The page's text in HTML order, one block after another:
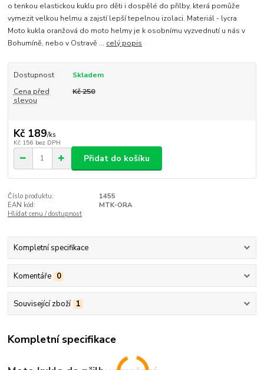
o tenkou elastickou kuklu pro děti i dospělé do přilby, která pomůže
vymezit velkou helmu a zajstí lepší tepelnou izolaci. Materiál - lycra
Moto kukla oranžová do moto helmy je k osobnímu vyzvednutí u nás v
Bohumíně, nebo v Ostravě ... celý popis
Dostupnost
Skladem
Cena před
slevou
Kč 250
Kč 189/ks
Kč 156 bez DPH
Přidat do košíku
Číslo produktu:
1455
EAN kód:
MTK-ORA
Hlídat cenu / dostupnost
Kompletní specifikace
Komentáře 0
Související zboží 1
Kompletní specifikace